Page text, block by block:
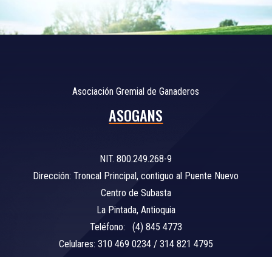
Asociación Gremial de Ganaderos
ASOGANS
NIT. 800.249.268-9
Dirección: Troncal Principal, contiguo al Puente Nuevo
Centro de Subasta
La Pintada, Antioquia
Teléfono: (4) 845 4773
Celulares: 310 469 0234 / 314 821 4795